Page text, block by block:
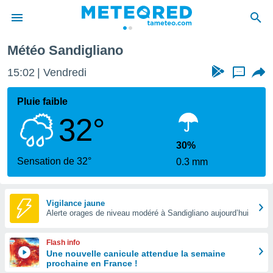
de
par
Météo Sandigliano
15:02 Vendredi ...
Pluie faible
32°
Sensation de 32°
30%
0.3 mm
Vigilance jaune
Alerte orages de niveau modéré à Sandigliano aujourd’hui
Flash info
Une nouvelle canicule attendue la semaine
prochaine en France !